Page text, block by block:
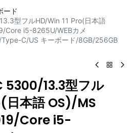
ード
型フルHD/Win 11 Pro(日本語
Core i5-8265U/WEBカメ
C/US キーボード/8GB/256GB
5300/13.3型フル
日本語 OS)/MS
Core i5-